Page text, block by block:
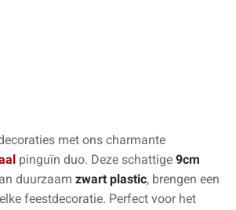
met ons charmante
pinguïn duo. Deze schattige 9cm
duurzaam zwart plastic, brengen een
feestdecoratie. Perfect voor het